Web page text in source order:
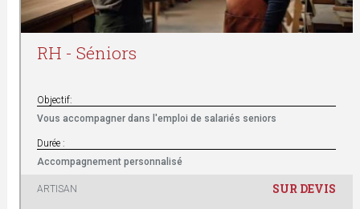
RH - Séniors
Objectif:
Vous accompagner dans l'emploi de salariés seniors
Durée :
Accompagnement personnalisé
ARTISAN SUR DEVIS